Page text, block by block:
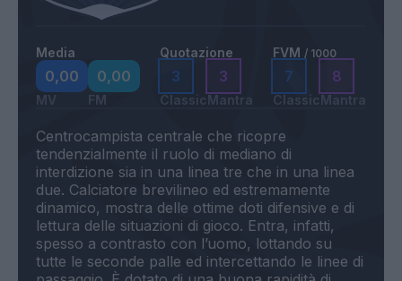
Media
0,00
MV
0,00
FM
Quotazione
3
Classic
3
Mantra
FVM / 1000
7
Classic
8
Mantra
Centrocampista centrale che ricopre
tendenzialmente il ruolo di mediano di
interdizione sia in una linea tre che in una linea
due. Calciatore brevilineo ed estremamente
dinamico, mostra delle ottime doti difensive e di
lettura delle situazioni di gioco. Entra, infatti,
spesso a contrasto con l’uomo, lottando su
tutte le seconde palle ed intercettando le linee di